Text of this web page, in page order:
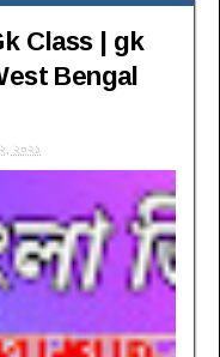
Class | gk
Bengal
২০২১